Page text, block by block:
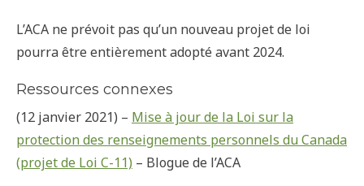
L’ACA ne prévoit pas qu’un nouveau projet de loi
pourra être entièrement adopté avant 2024.
Ressources connexes
(12 janvier 2021) – Mise à jour de la Loi sur la
protection des renseignements personnels du Canada
(projet de Loi C-11) – Blogue de l’ACA